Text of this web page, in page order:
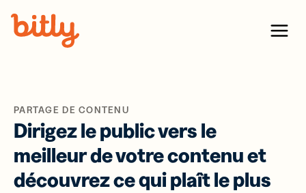
Menu
PARTAGE DE CONTENU
Dirigez le public vers le
meilleur de votre contenu et
découvrez ce qui plaît le plus